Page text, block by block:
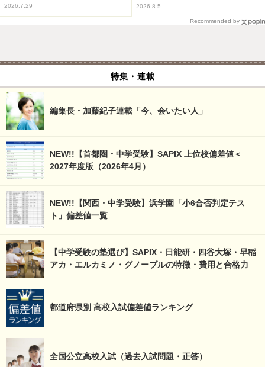
2026.7.29 2026.8.5
Recommended by
特集・連載
編集長・加藤紀子連載「今、会いたい人」
NEW!!【首都圏・中学受験】SAPIX 上位校偏差値＜
2027年度版（2026年4月）
NEW!!【関西・中学受験】浜学園「小6合否判定テス
ト」偏差値一覧
【中学受験の塾選び】SAPIX・日能研・四谷大塚・早稲
アカ・エルカミノ・グノーブルの特徴・費用と合格力
都道府県別 高校入試偏差値ランキング
全国公立高校入試（過去入試問題・正答）